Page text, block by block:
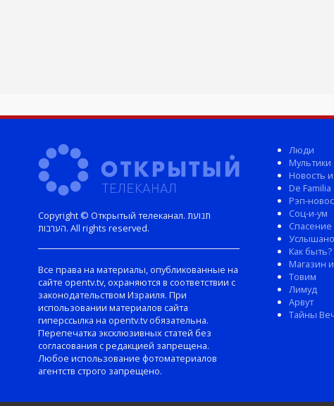
Copyright © Открытый телеканал. תנועת
הערבות. All rights reserved.
Все права на материалы, опубликованные на
сайте opentv.tv, охраняются в соответствии с
законодательством Израиля. При
использовании материалов сайта
гиперссылка на opentv.tv обязательна.
Перепечатка эксклюзивных статей без
согласования с редакцией запрещена.
Любое использование фотоматериалов
агентств строго запрещено.
Люди
Мультики
Новость и
De Familia
Рэп-
Соц-и-ум
Спасение
Услышано
Как быть?
Магазин
Товим
Лимуд
Арвут
Тайны